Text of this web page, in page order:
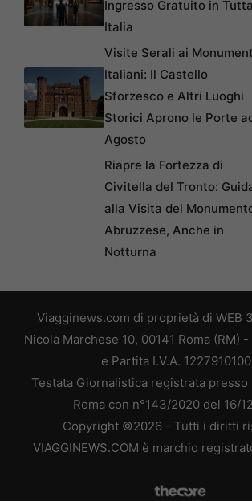
Ingresso Gratuito in Tutta
Italia
Visite Serali ai
Italiani: Il Castello
Sforzesco e Altri Luoghi
Storici Aprono le Porte
Agosto
Riapre la Fortezza di
Civitella del Tronto:
alla Visita del
Abruzzese, Anche in
Notturna
Viagginews.com di proprietà di WEB
Nicola Marchese 10, 00141 Roma (RM)
e Partita I.V.A.
Testata Giornalistica registrata presso
Roma con n°143/2020 del 16/
Copyright ©2026 - Tutti i diritti
VIAGGINEWS.COM è marchio